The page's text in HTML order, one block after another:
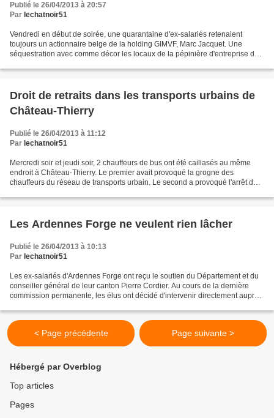
Publié le 26/04/2013 à 20:57
Par lechatnoir51
Vendredi en début de soirée, une quarantaine d'ex-salariés retenaient
toujours un actionnaire belge de la holding GIMVF, Marc Jacquet. Une
séquestration avec comme décor les locaux de la pépinière d'entreprise de
Droit de retraits dans les transports urbains de
Château-Thierry
Publié le 26/04/2013 à 11:12
Par lechatnoir51
Mercredi soir et jeudi soir, 2 chauffeurs de bus ont été caillasés au même
endroit à Château-Thierry. Le premier avait provoqué la grogne des
chauffeurs du réseau de transports urbain. Le second a provoqué l'arrêt de
Les Ardennes Forge ne veulent rien lâcher
Publié le 26/04/2013 à 10:13
Par lechatnoir51
Les ex-salariés d'Ardennes Forge ont reçu le soutien du Département et du
conseiller général de leur canton Pierre Cordier. Au cours de la dernière
commission permanente, les élus ont décidé d'intervenir directement auprès
< Page précédente Page suivante >
Hébergé par Overblog
Top articles
Pages